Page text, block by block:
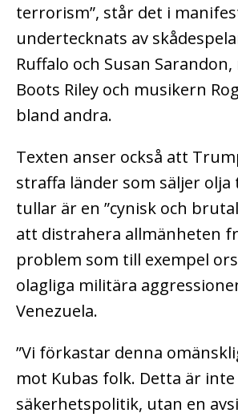
terrorism”, står det i
undertecknats av
Ruffalo och Susan
Boots Riley och musikern
bland andra.
Texten anser också att
straffa länder som säljer olja
tullar är en ”cynisk och
att distrahera allmänheten
problem som till exempel
olagliga militära
Venezuela.
”Vi förkastar denna
mot Kubas folk. Detta är
säkerhetspolitik, utan en